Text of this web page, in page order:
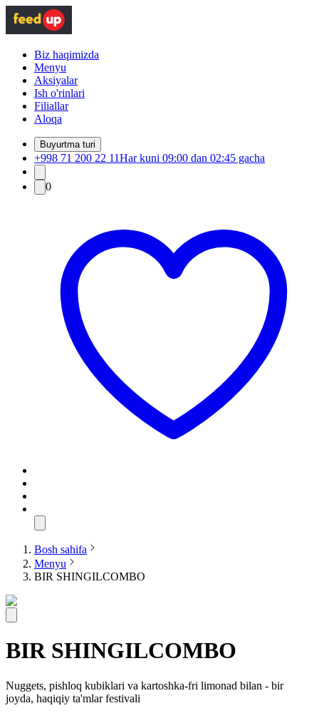
Biz haqimizda
Menyu
Aksiyalar
Ish o'rinlari
Filiallar
Aloqa
Buyurtma turi
+998 71 200 22 11Har kuni 09:00 dan 02:45 gacha
0
Bosh sahifa
Menyu
BIR SHINGILCOMBO
BIR SHINGILCOMBO
Nuggets, pishloq kubiklari va kartoshka-fri limonad bilan - bir
joyda, haqiqiy ta'mlar festivali